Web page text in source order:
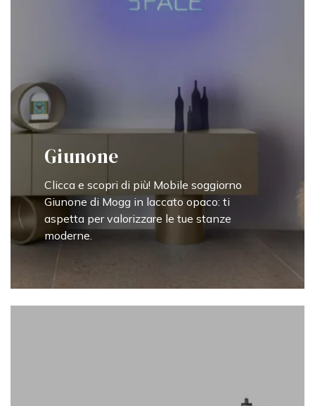
Giunone
Clicca e scopri di più! Mobile soggiorno
Giunone di Mogg in laccato opaco: ti
aspetta per valorizzare le tue stanze
moderne.